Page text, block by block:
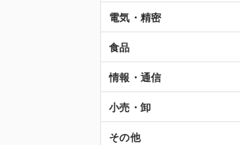
電気・精密
食品
情報・通信
小売・卸
その他